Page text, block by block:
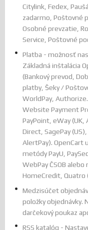
Citylink, Fedex,
zadarmo, Poštovné
Osobné prevzatie,
Service, Poštovné
Platba - možnosť
Základná inštalácia
(Bankový prevod,
platby, Šeky /
WorldPay,
Website Payment
PayPoint, eWay (UK,
Direct, SagePay
AlertPay). OpenCart
metódy PayU,
WebPay ČSOB
HomeCredit, Quatro
Medzisúčet
položky objednávky.
darčekový poukaz
RSS katalóg -